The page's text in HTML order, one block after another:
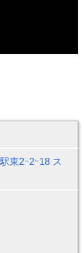
東2ｰ2ｰ18 ス